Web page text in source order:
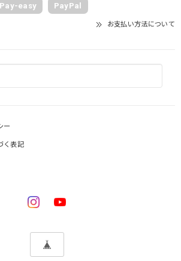
Pay-easy PayPal
お支払い方法について
ー
く表記